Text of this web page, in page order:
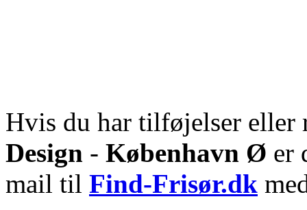
Hvis du har tilføjelser eller
Design - København Ø er
mail til Find-Frisør.dk